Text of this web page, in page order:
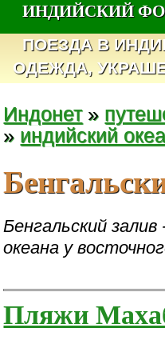
ИНДИЙСКИЙ
ПОЕЗДА В
ОДЕЖДА,
Индонет»
» индийский
Бенгальский
океана у
Пляжи